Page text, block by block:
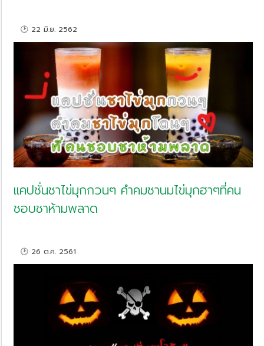
🕑 22 มิ.ย. 2562
แคปชั่นชาไข่มุกกวนๆ คำคมชานมไข่มุกฮาๆที่คน
ชอบชาห้ามพลาด
🕑 26 ต.ค. 2561